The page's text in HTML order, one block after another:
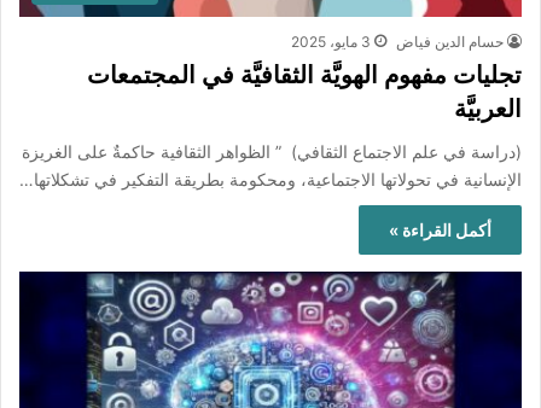
حسام الدين فياض 3 مايو، 2025
تجليات مفهوم الهويَّة الثقافيَّة في المجتمعات
العربيَّة
(دراسة في علم الاجتماع الثقافي) ” الظواهر الثقافية حاكمةٌ على الغريزة
الإنسانية في تحولاتها الاجتماعية، ومحكومة بطريقة التفكير في تشكلاتها…
أكمل القراءة »